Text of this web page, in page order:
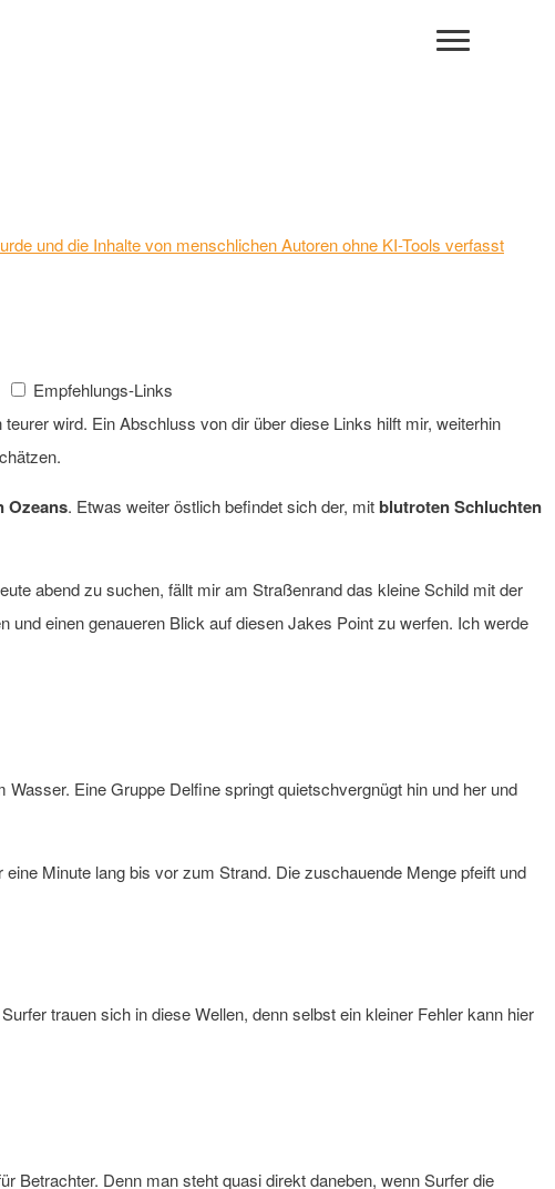
und die Inhalte von menschlichen Autoren ohne KI-Tools verfasst
Empfehlungs-Links
wird. Ein Abschluss von dir über diese Links hilft mir, weiterhin
Ozeans. Etwas weiter östlich befindet sich der, mitblutroten Schluchten
abend zu suchen, fällt mir am Straßenrand das kleine Schild mit der
einen genaueren Blick auf diesen Jakes Point zu werfen. Ich werde
Eine Gruppe Delfine springt quietschvergnügt hin und her und
Minute lang bis vor zum Strand. Die zuschauende Menge pfeift und
trauen sich in diese Wellen, denn selbst ein kleiner Fehler kann hier
Betrachter. Denn man steht quasi direkt daneben, wenn Surfer die